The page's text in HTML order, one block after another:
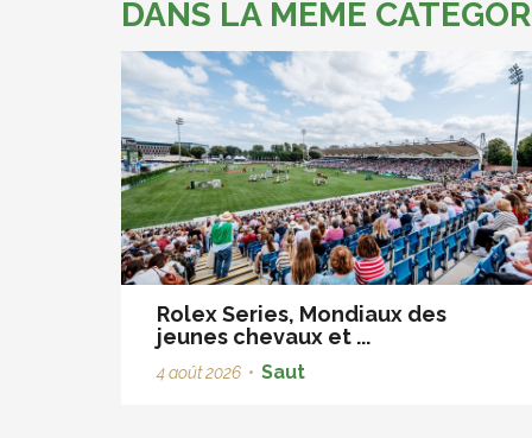
DANS LA MÊME
Rolex Series, Mondiaux des
jeunes chevaux et ...
4 août 2026 • Saut